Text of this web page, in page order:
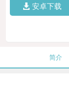
安卓下载
简介